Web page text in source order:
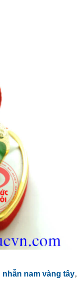
nhẫn nam vàng tây,